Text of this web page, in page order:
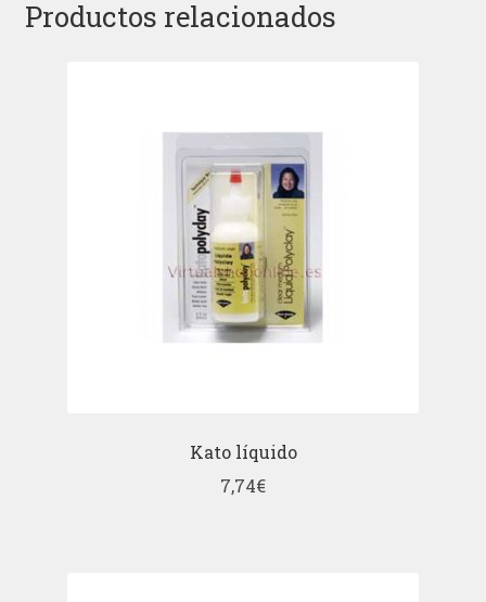
Productos relacionados
Kato líquido
7,74€